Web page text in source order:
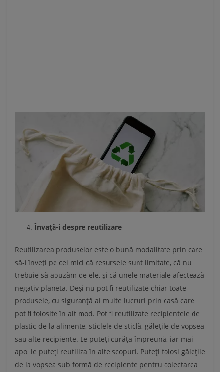
Învață-i despre reutilizare
Reutilizarea produselor este o bună modalitate prin care
să-i înveți pe cei mici că resursele sunt limitate, că nu
trebuie să abuzăm de ele, și că unele materiale afectează
negativ planeta. Deși nu pot fi reutilizate chiar toate
produsele, cu siguranță ai multe lucruri prin casă care
pot fi folosite în alt mod. Pot fi reutilizate recipientele de
plastic de la alimente, sticlele de sticlă, gălețile de vopsea
sau alte recipiente. Le puteți curăța împreună, iar mai
apoi le puteți reutiliza în alte scopuri. Puteți folosi gălețile
de la vopsea sub formă de recipiente pentru colectarea